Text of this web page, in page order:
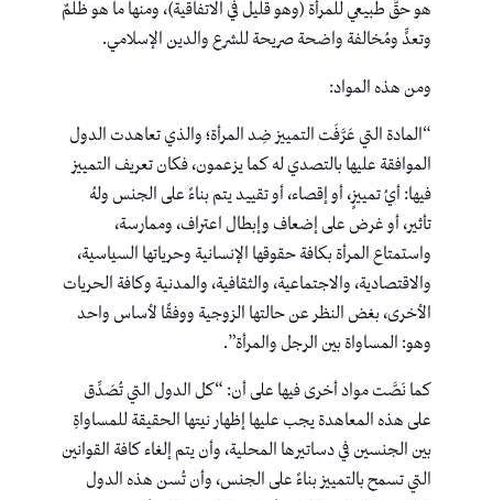
هو حقٌّ طبيعي للمرأة (وهو قليل في الاتفاقية)، ومنها ما هو ظُلمٌ
وتعدٍّ ومُخالفة واضحة صريحة للشرع والدين الإسلامي.
ومن هذه المواد:
“المادة التي عَرَّفَت التمييز ضِد المرأة؛ والذي تعاهدت الدول
الموافقة عليها بالتصدي له كما يزعمون، فكان تعريف التمييز
فيها: أيُ تمييزٍ، أو إقصاء، أو تقييد يتم بناءً على الجنس ولهُ
تأثير، أو غرض على إضعاف وإبطال اعتراف، وممارسة،
واستمتاع المرأة بكافة حقوقها الإنسانية وحرياتها السياسية،
والاقتصادية، والاجتماعية، والثقافية، والمدنية وكافة الحريات
الأخرى، بغض النظر عن حالتها الزوجية ووفقًا لأساس واحد
وهو: المساواة بين الرجل والمرأة”.
كما نَصَّت مواد أخرى فيها على أن: “كل الدول التي تُصَدِّق
على هذه المعاهدة يجب عليها إظهار نيتها الحقيقة للمساواةِ
بين الجنسين في دساتيرها المحلية، وأن يتم إلغاء كافة القوانين
التي تسمح بالتمييز بناءً على الجنس، وأن تُسن هذه الدول